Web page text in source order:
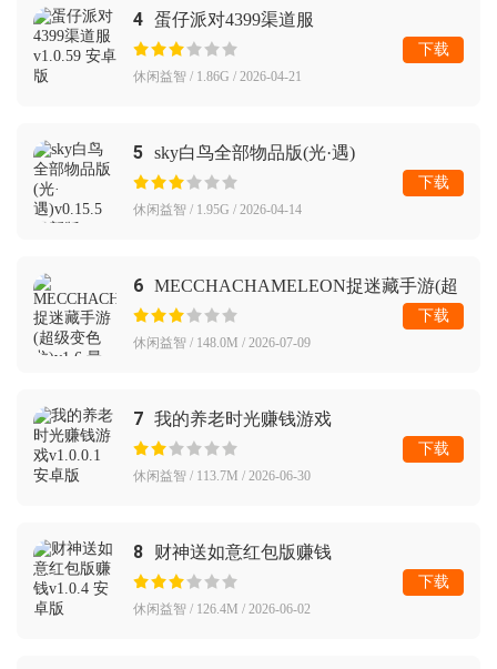
4 蛋仔派对4399渠道服
休闲益智 / 1.86G / 2026-04-21
下载
5 sky白鸟全部物品版(光·遇)
休闲益智 / 1.95G / 2026-04-14
下载
6 MECCHACHAMELEON捉迷藏手游(超
级变色龙)
休闲益智 / 148.0M / 2026-07-09
下载
7 我的养老时光赚钱游戏
休闲益智 / 113.7M / 2026-06-30
下载
8 财神送如意红包版赚钱
休闲益智 / 126.4M / 2026-06-02
下载